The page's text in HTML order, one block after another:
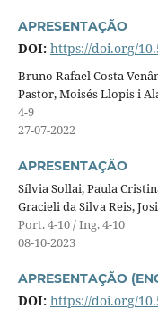
APRESENTAÇÃO
DOI: https://doi.org/
Bruno Rafael Costa
Pastor, Moisés Llopis i
4-9
27-07-2022
APRESENTAÇÃO
Sílvia Sollai, Paula
Gracieli da Silva Reis,
Port. 4-10 / Ing. 4-10
08-10-2023
APRESENTAÇÃO
DOI: https://doi.org/